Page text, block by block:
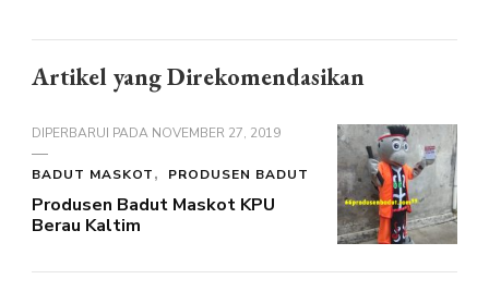
Artikel yang Direkomendasikan
DIPERBARUI PADA NOVEMBER 27, 2019
BADUT MASKOT PRODUSEN BADUT
Produsen Badut Maskot KPU
Berau Kaltim